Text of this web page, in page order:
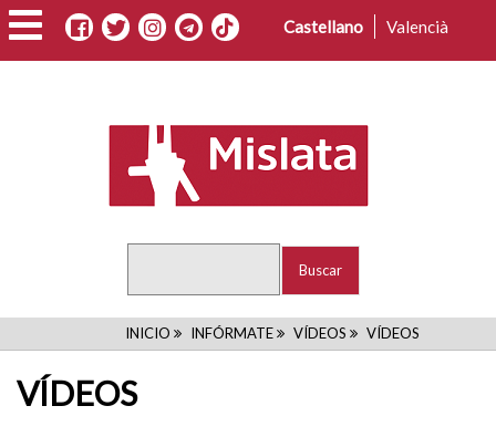
Pasar
al
contenido
Castellano Valencià
RUTA
INICIO INFÓRMATE VÍDEOS VÍDEOS
VÍDEOS